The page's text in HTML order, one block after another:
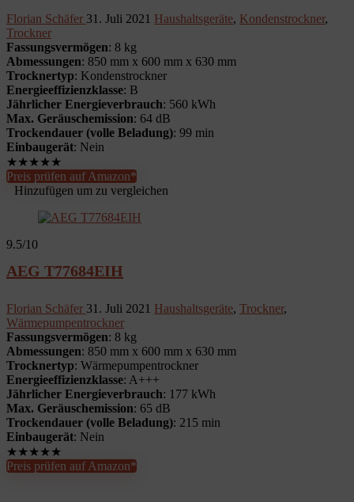
Florian Schäfer 31. Juli 2021 Haushaltsgeräte, Kondenstrockner,
Trockner
Fassungsvermögen: 8 kg
Abmessungen: 850 mm x 600 mm x 630 mm
Trocknertyp: Kondenstrockner
Energieeffizienzklasse: B
Jährlicher Energieverbrauch: 560 kWh
Max. Geräuschemission: 64 dB
Trockendauer (volle Beladung): 99 min
Einbaugerät: Nein
★★★★★
Preis prüfen auf Amazon*
Hinzufügen um zu vergleichen
9.5/10
AEG T77684EIH
Florian Schäfer 31. Juli 2021 Haushaltsgeräte, Trockner,
Wärmepumpentrockner
Fassungsvermögen: 8 kg
Abmessungen: 850 mm x 600 mm x 630 mm
Trocknertyp: Wärmepumpentrockner
Energieeffizienzklasse: A+++
Jährlicher Energieverbrauch: 177 kWh
Max. Geräuschemission: 65 dB
Trockendauer (volle Beladung): 215 min
Einbaugerät: Nein
★★★★★
Preis prüfen auf Amazon*